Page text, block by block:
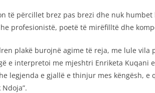
të përcillet brez pas brezi dhe nuk humbet
profesionistë, poetë të mirëfilltë dhe
plakë burojnë agime të reja, me lule vila
e interpretoi me mjeshtri Enriketa Kuqani
legjenda e gjallë e thinjur mes këngësh, e